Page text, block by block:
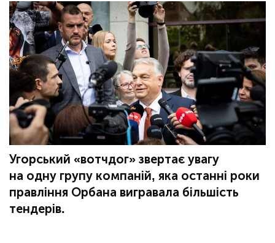
Угорський «вотчдог» звертає увагу
на одну групу компаній, яка останні роки
правління Орбана вигравала більшість
тендерів.